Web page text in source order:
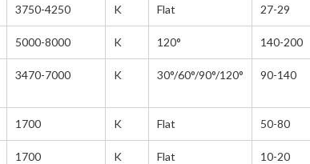
3750-4250 K Flat 27-29
5000-8000 K 120° 140-200
3470-7000 K 30°/60°/90°/120° 90-140
1700 K Flat 50-80
1700 K Flat 10-20